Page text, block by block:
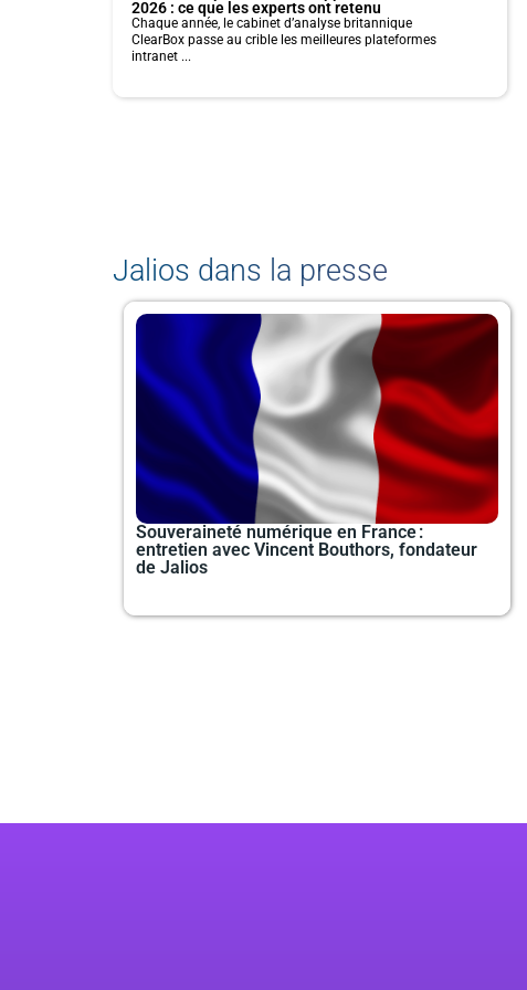
2026 : ce que les experts ont retenu
Chaque année, le cabinet d’analyse britannique
ClearBox passe au crible les meilleures plateformes
intranet ...
Jalios dans la presse
Souveraineté numérique en France :
entretien avec Vincent Bouthors, fondateur
de Jalios